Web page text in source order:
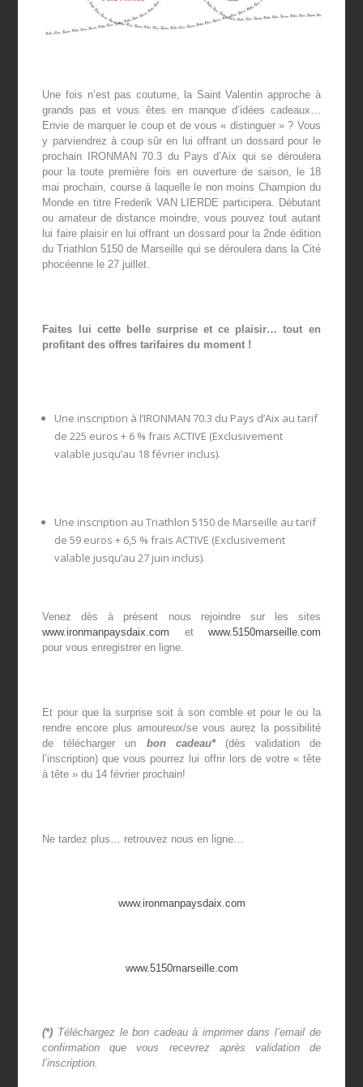
Une fois n’est pas coutume, la Saint Valentin approche à
grands pas et vous êtes en manque d’idées cadeaux…
Envie de marquer le coup et de vous « distinguer » ? Vous
y parviendrez à coup sûr en lui offrant un dossard pour le
prochain IRONMAN 70.3 du Pays d’Aix qui se déroulera
pour la toute première fois en ouverture de saison, le 18
mai prochain, course à laquelle le non moins Champion du
Monde en titre Frederik VAN LIERDE participera. Débutant
ou amateur de distance moindre, vous pouvez tout autant
lui faire plaisir en lui offrant un dossard pour la 2nde édition
du Triathlon 5150 de Marseille qui se déroulera dans la Cité
phocéenne le 27 juillet.
Faites lui cette belle surprise et ce plaisir… tout en
profitant des offres tarifaires du moment !
Une inscription à l’IRONMAN 70.3 du Pays d’Aix au tarif
de 225 euros + 6 % frais ACTIVE (Exclusivement
valable jusqu’au 18 février inclus).
Une inscription au Triathlon 5150 de Marseille au tarif
de 59 euros + 6,5 % frais ACTIVE (Exclusivement
valable jusqu’au 27 juin inclus).
Venez dès à présent nous rejoindre sur les sites
www.ironmanpaysdaix.com et www.5150marseille.com
pour vous enregistrer en ligne.
Et pour que la surprise soit à son comble et pour le ou la
rendre encore plus amoureux/se vous aurez la possibilité
de télécharger un bon cadeau*(dès validation de
l’inscription) que vous pourrez lui offrir lors de votre « tête
à tête » du 14 février prochain!
Ne tardez plus… retrouvez nous en ligne…
www.ironmanpaysdaix.com
www.5150marseille.com
(*) Téléchargez le bon cadeau à imprimer dans l’email de
confirmation que vous recevrez après validation de
l’inscription.